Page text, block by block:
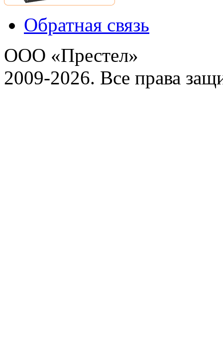
Обратная связь
ООО «Престел»
2009-2026. Все права